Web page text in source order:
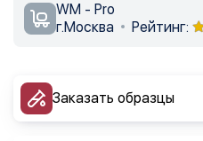
WM - Pro
г.Москва
Рейтинг:
Заказать образцы